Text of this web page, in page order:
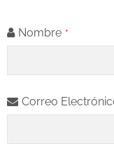
Nombre *
Correo